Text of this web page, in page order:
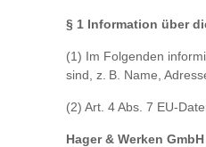
§ 1 Information über
(1) Im Folgenden
sind, z. B. Name,
(2) Art. 4 Abs. 7 EU-
Hager & Werken